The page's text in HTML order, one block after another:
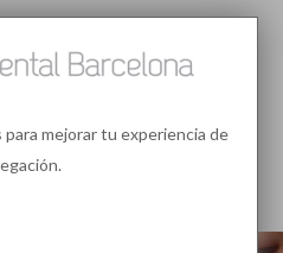
mejorar tu experiencia de